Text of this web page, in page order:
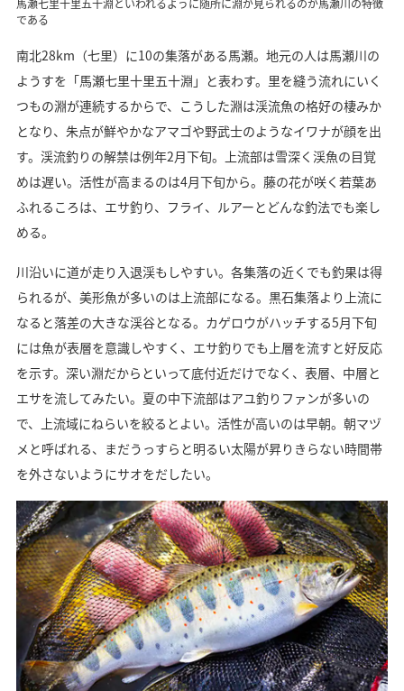
馬瀬七里十里五十淵といわれるように随所に淵が見られるのが馬瀬川の特徴
である
南北28km（七里）に10の集落がある馬瀬。地元の人は馬瀬川の
ようすを「馬瀬七里十里五十淵」と表わす。里を縫う流れにいく
つもの淵が連続するからで、こうした淵は渓流魚の格好の棲みか
となり、朱点が鮮やかなアマゴや野武士のようなイワナが顔を出
す。渓流釣りの解禁は例年2月下旬。上流部は雪深く渓魚の目覚
めは遅い。活性が高まるのは4月下旬から。藤の花が咲く若葉あ
ふれるころは、エサ釣り、フライ、ルアーとどんな釣法でも楽し
める。
川沿いに道が走り入退渓もしやすい。各集落の近くでも釣果は得
られるが、美形魚が多いのは上流部になる。黒石集落より上流に
なると落差の大きな渓谷となる。カゲロウがハッチする5月下旬
には魚が表層を意識しやすく、エサ釣りでも上層を流すと好反応
を示す。深い淵だからといって底付近だけでなく、表層、中層と
エサを流してみたい。夏の中下流部はアユ釣りファンが多いの
で、上流域にねらいを絞るとよい。活性が高いのは早朝。朝マヅ
メと呼ばれる、まだうっすらと明るい太陽が昇りきらない時間帯
を外さないようにサオをだしたい。